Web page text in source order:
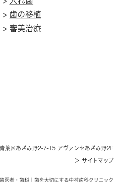
> 歯の移植
> 審美治療
葉区あざみ野2-7-15 アヴァンセあざみ野2F
＞ サイトマップ
医者・歯科｜ 歯を大切にする中村歯科クリニック